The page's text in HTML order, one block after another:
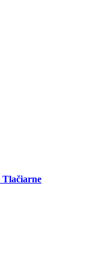
Tlačiarne